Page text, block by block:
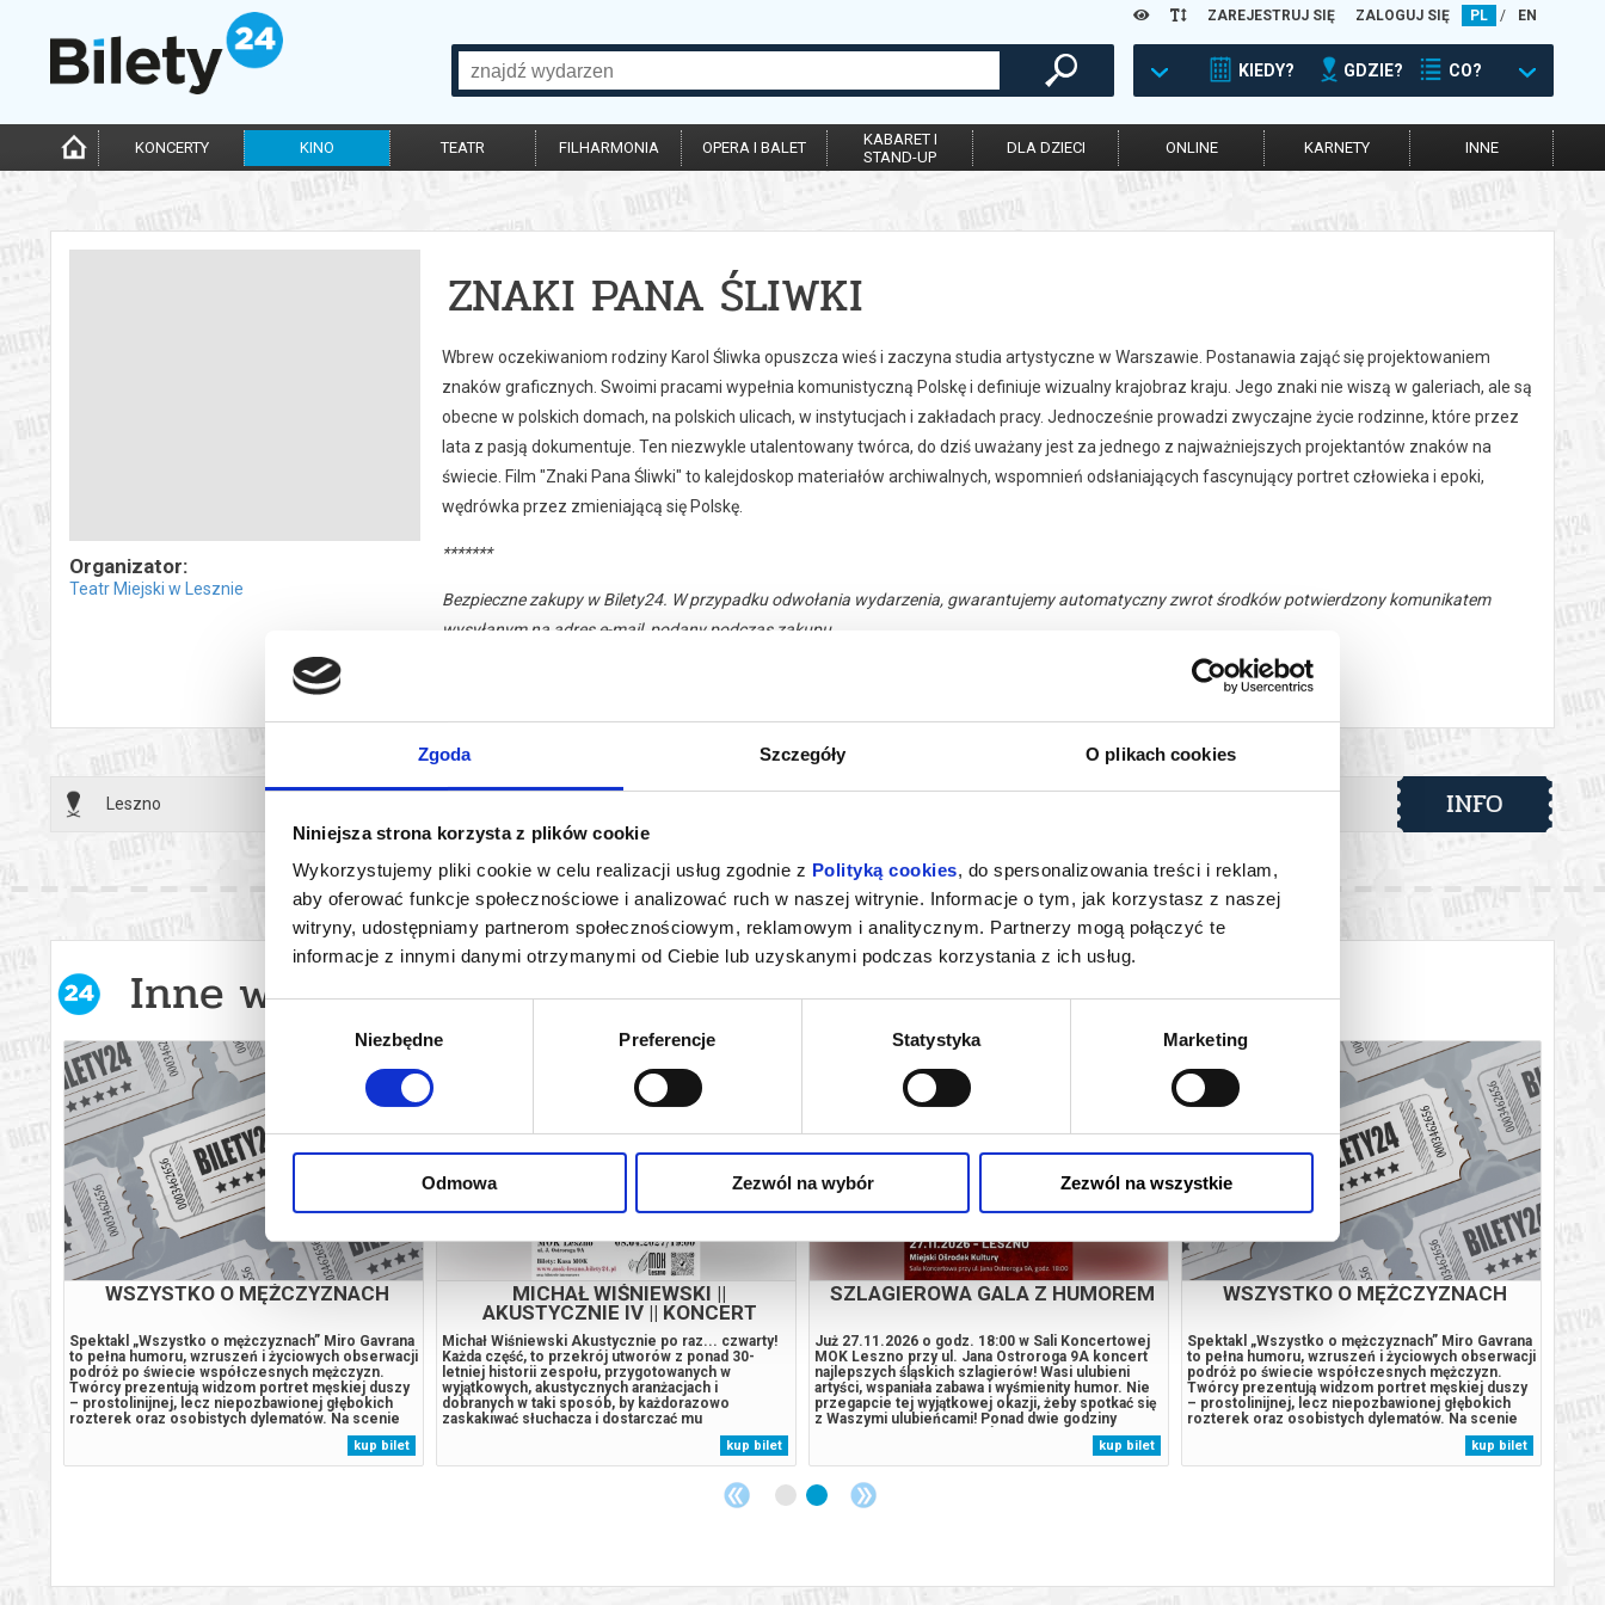
Zgoda Szczegóły O plikach cookies
Niniejsza strona korzysta z plików cookie
Wykorzystujemy pliki cookie w celu realizacji usług zgodnie z Polityką cookies, do spersonalizowania treści i reklam,
aby oferować funkcje społecznościowe i analizować ruch w naszej witrynie. Informacje o tym, jak korzystasz z naszej
witryny, udostępniamy partnerom społecznościowym, reklamowym i analitycznym. Partnerzy mogą połączyć te
informacje z innymi danymi otrzymanymi od Ciebie lub uzyskanymi podczas korzystania z ich usług.
Wybór
zgody
Niezbędne Preferencje Statystyka Marketing
Odmowa Zezwól na wybór Zezwól na wszystkie
ZAREJESTRUJ SIĘ ZALOGUJ SIĘ PL / EN
KIEDY? GDZIE? CO?
KONCERTY KINO TEATR FILHARMONIA OPERA I BALET
KABARET I
STAND-UP
DLA DZIECI ONLINE KARNETY INNE
Organizator:
Teatr Miejski w Lesznie
ZNAKI PANA ŚLIWKI
Wbrew oczekiwaniom rodziny Karol Śliwka opuszcza wieś i zaczyna studia artystyczne w Warszawie. Postanawia zająć się projektowaniem
znaków graficznych. Swoimi pracami wypełnia komunistyczną Polskę i definiuje wizualny krajobraz kraju. Jego znaki nie wiszą w galeriach, ale są
obecne w polskich domach, na polskich ulicach, w instytucjach i zakładach pracy. Jednocześnie prowadzi zwyczajne życie rodzinne, które przez
lata z pasją dokumentuje. Ten niezwykle utalentowany twórca, do dziś uważany jest za jednego z najważniejszych projektantów znaków na
świecie. Film "Znaki Pana Śliwki" to kalejdoskop materiałów archiwalnych, wspomnień odsłaniających fascynujący portret człowieka i epoki,
wędrówka przez zmieniającą się Polskę.
*******
Bezpieczne zakupy w Bilety24. W przypadku odwołania wydarzenia, gwarantujemy automatyczny zwrot środków potwierdzony komunikatem
wysyłanym na adres e-mail, podany podczas zakupu.
Leszno INFO
Inne wydarzenia w pobliżu
WSZYSTKO O MĘŻCZYZNACH
Spektakl „Wszystko o mężczyznach” Miro Gavrana
to pełna humoru, wzruszeń i życiowych obserwacji
podróż po świecie współczesnych mężczyzn.
Twórcy prezentują widzom portret męskiej duszy
– prostolinijnej, lecz niepozbawionej głębokich
rozterek oraz osobistych dylematów. Na scenie
odsłania się cała gama uczuć i emocji: od tęsknoty i
pragnienia bliskości, przez samotność i strach, aż
po siłę płynącą z...
kup bilet
MICHAŁ WIŚNIEWSKI ||
AKUSTYCZNIE IV || KONCERT
Michał Wiśniewski Akustycznie po raz... czwarty!
Każda część, to przekrój utworów z ponad 30-
letniej historii zespołu, przygotowanych w
wyjątkowych, akustycznych aranżacjach i
dobranych w taki sposób, by każdorazowo
zaskakiwać słuchacza i dostarczać mu
niepowtarzalnych wrażeń, pełnych różnorodnych
emocji i nastrojów. Na scenie nie zabraknie
oczywiście największych przebojów zespołu Ich
kup bilet
SZLAGIEROWA GALA Z HUMOREM
Już 27.11.2026 o godz. 18:00 w Sali Koncertowej
MOK Leszno przy ul. Jana Ostroroga 9A koncert
najlepszych śląskich szlagierów! Wasi ulubieni
artyści, wspaniała zabawa i wyśmienity humor. Nie
przegapcie tej wyjątkowej okazji, żeby spotkać się
z Waszymi ulubieńcami! Ponad dwie godziny
fantastycznej zabawy. Na Śląskiej Gali wystąpią
najbardziej znani artyści z Telewizji Szlagiery.TV.
Krzysztof i Angelika...
kup bilet
WSZYSTKO O MĘŻCZYZNACH
Spektakl „Wszystko o mężczyznach” Miro Gavrana
to pełna humoru, wzruszeń i życiowych obserwacji
podróż po świecie współczesnych mężczyzn.
Twórcy prezentują widzom portret męskiej duszy
– prostolinijnej, lecz niepozbawionej głębokich
rozterek oraz osobistych dylematów. Na scenie
odsłania się cała gama uczuć i emocji: od tęsknoty i
pragnienia bliskości, przez samotność i strach, aż
po siłę płynącą z...
kup bilet
ze